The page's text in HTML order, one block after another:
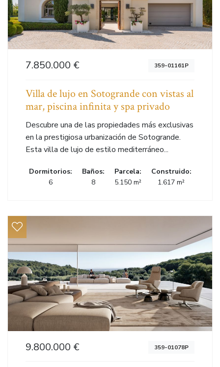
7.850.000 € 359-01161P
Villa de lujo en Sotogrande con vistas al
mar, piscina infinita y spa privado
Descubre una de las propiedades más exclusivas
en la prestigiosa urbanización de Sotogrande.
Esta villa de lujo de estilo mediterráneo...
Dormitorios:
6
Baños:
8
Parcela:
5.150 m²
Construido:
1.617 m²
9.800.000 € 359-01078P